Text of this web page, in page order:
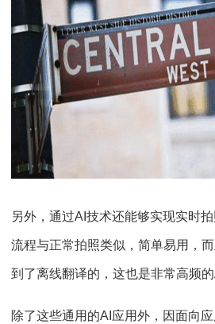
另外，通过AI技术还能够实现实时
流程与正常拍照类似，简单易用，
到了离线翻译的，这也是非常高频的
除了这些通用的AI应用外，因面向